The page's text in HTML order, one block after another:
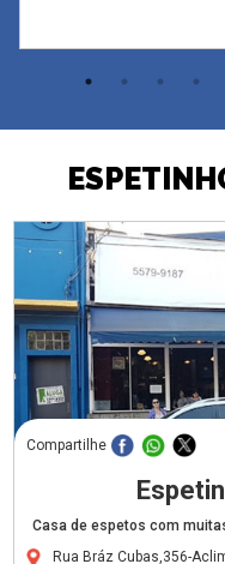
Compartilhe
Casa de espetos com
Rua Bráz Cubas,356-